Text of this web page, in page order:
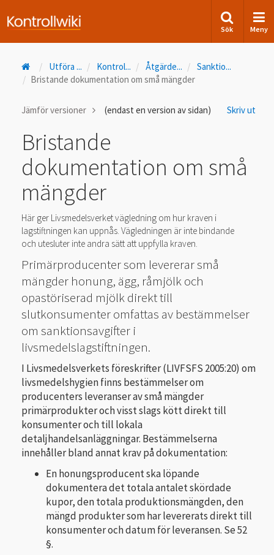
Sök Meny
Utföra... Kontrol... Åtgärde... Sanktio...
Bristande dokumentation om små mängder
Skriv ut
Jämför versioner (endast en version av sidan)
Bristande
dokumentation om små
mängder
Här ger Livsmedelsverket vägledning om hur kraven i
lagstiftningen kan uppnås. Vägledningen är inte bindande
och utesluter inte andra sätt att uppfylla kraven.
Primärproducenter som levererar små
mängder honung, ägg, råmjölk och
opastöriserad mjölk direkt till
slutkonsumenter omfattas av bestämmelser
om sanktionsavgifter i
livsmedelslagstiftningen.
I Livsmedelsverkets föreskrifter (LIVFSFS 2005:20) om
livsmedelshygien finns bestämmelser om
producenters leveranser av små mängder
primärprodukter och visst slags kött direkt till
konsumenter och till lokala
detaljhandelsanläggningar. Bestämmelserna
innehåller bland annat krav på dokumentation:
En honungsproducent ska löpande
dokumentera det totala antalet skördade
kupor, den totala produktionsmängden, den
mängd produkter som har levererats direkt till
konsumenter och datum för leveransen. Se 52
§.